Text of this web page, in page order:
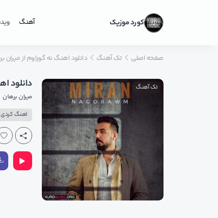
کورد موزیک آهنگ
صفحه اصلی تک آهنگ دانلود اهنگ نه گوراوم از
تک آهنگ دانلود
میران برهان
اهنگ کردی